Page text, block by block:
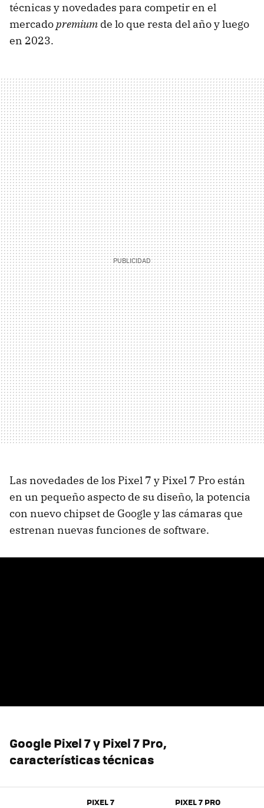
técnicas y novedades para competir en el
mercadopremium de lo que resta del año y luego
en 2023.
Las novedades de los Pixel 7 y Pixel 7 Pro están
en un pequeño aspecto de su diseño, la potencia
con nuevo chipset de Google y las cámaras que
estrenan nuevas funciones de software.
Google Pixel 7 y Pixel 7 Pro,
características técnicas
PIXEL 7 PIXEL 7 PRO